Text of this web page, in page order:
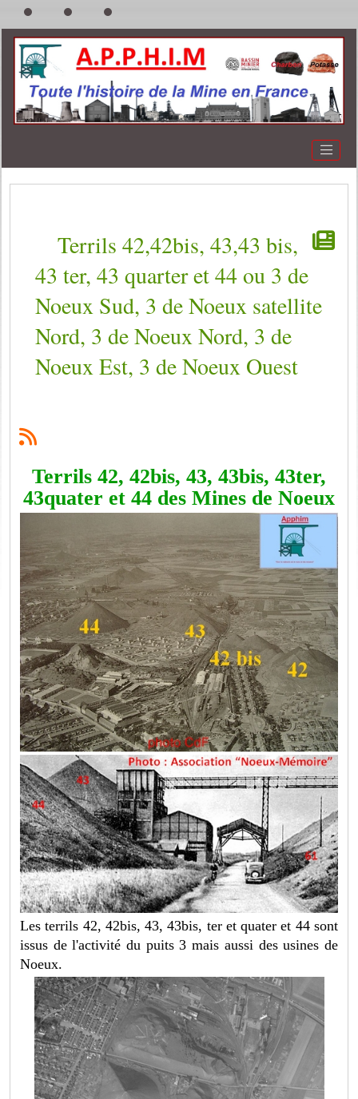
Terrils 42,42bis, 43,43 bis,
43 ter, 43 quarter et 44 ou 3 de
Noeux Sud, 3 de Noeux satellite
Nord, 3 de Noeux Nord, 3 de
Noeux Est, 3 de Noeux Ouest
Terrils 42, 42bis, 43, 43bis, 43ter,
43quater et 44 des Mines de Noeux
Les terrils 42, 42bis, 43, 43bis, ter et quater et 44 sont
issus de l'activité du puits 3 mais aussi des usines de
Noeux.